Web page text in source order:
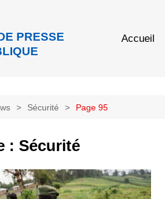
PRESSE
Accueil
Sécurité Page 95
: Sécurité